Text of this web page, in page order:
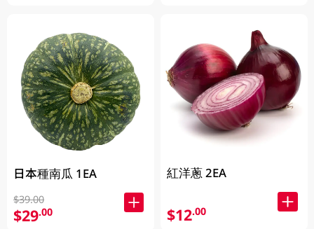
日本種南瓜 1EA
$39.00
$29.00
紅洋蔥 2EA
$12.00